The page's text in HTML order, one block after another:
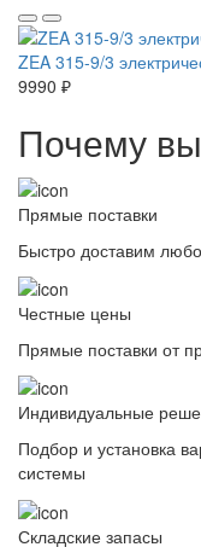
ZEA 315-9/3
9990 ₽
Почему
Прямые поставки
Быстро доставим
Честные цены
Прямые поставки от
Индивидуальные
Подбор и установка
системы
Складские запасы